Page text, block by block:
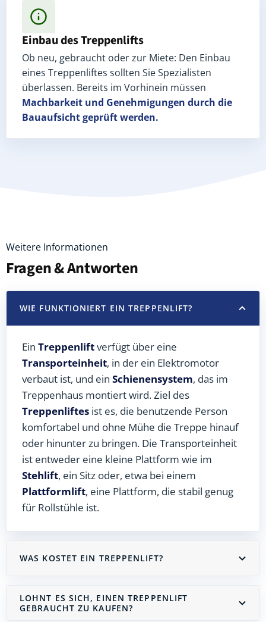
Einbau des Treppenlifts
Ob neu, gebraucht oder zur Miete: Den Einbau
eines Treppenliftes sollten Sie Spezialisten
überlassen. Bereits im Vorhinein müssen
Machbarkeit und Genehmigungen durch die
Bauaufsicht geprüft werden.
Weitere Informationen
Fragen & Antworten
WIE FUNKTIONIERT EIN TREPPENLIFT?
Ein Treppenliftverfügt über eine
Transporteinheit, in der ein Elektromotor
verbaut ist, und ein Schienensystem, das im
Treppenhaus montiert wird. Ziel des
Treppenliftes ist es, die benutzende Person
komfortabel und ohne Mühe die Treppe hinauf
oder hinunter zu bringen. Die Transporteinheit
ist entweder eine kleine Plattform wie im
Stehlift, ein Sitz oder, etwa bei einem
Plattformlift, eine Plattform, die stabil genug
für Rollstühle ist.
WAS KOSTET EIN TREPPENLIFT?
LOHNT ES SICH, EINEN TREPPENLIFT
GEBRAUCHT ZU KAUFEN?